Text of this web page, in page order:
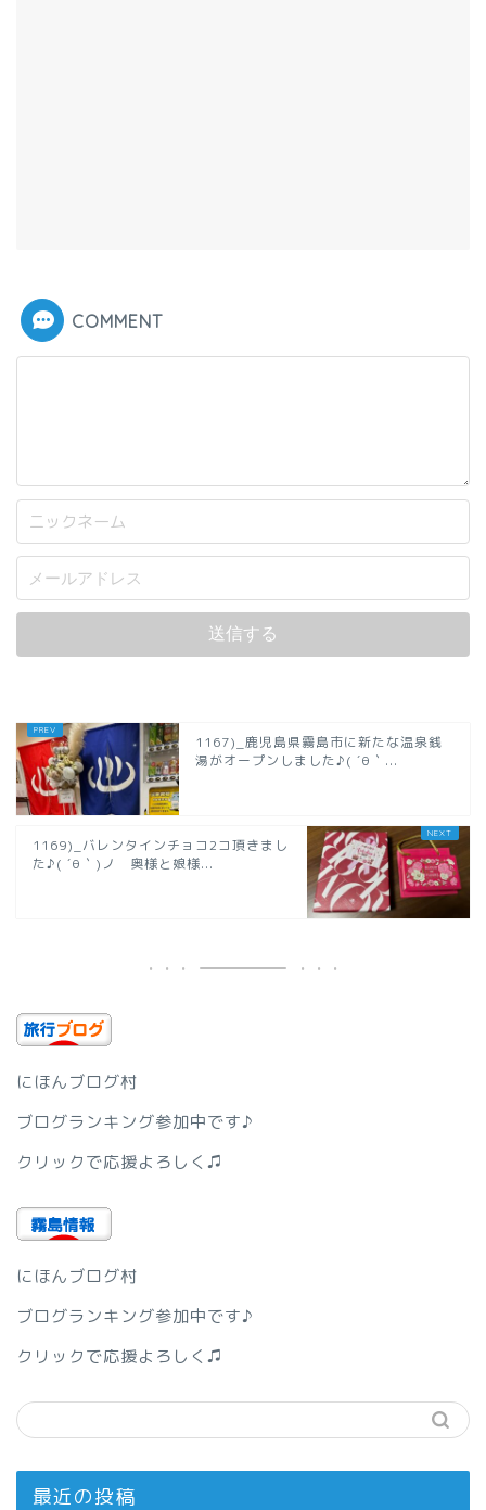
COMMENT
1167)_鹿児島県霧島市に新たな温泉銭
湯がオープンしました♪( ´θ｀...
1169)_バレンタインチョコ2コ頂きまし
た♪( ´θ｀)ノ 奥様と娘様...
にほんブログ村
ブログランキング参加中です♪
クリックで応援よろしく♫
にほんブログ村
ブログランキング参加中です♪
クリックで応援よろしく♫
最近の投稿